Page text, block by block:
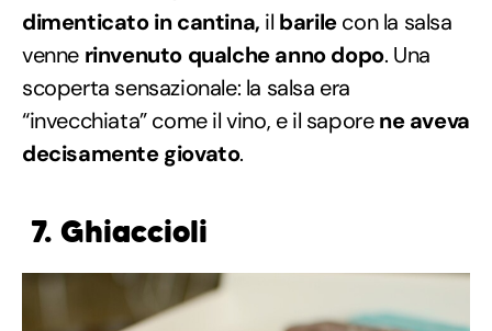
dimenticato in cantina, il barilecon la salsa
venne rinvenuto qualche anno dopo. Una
scoperta sensazionale: la salsa era
“invecchiata” come il vino, e il saporene aveva
decisamente giovato.
7. Ghiaccioli